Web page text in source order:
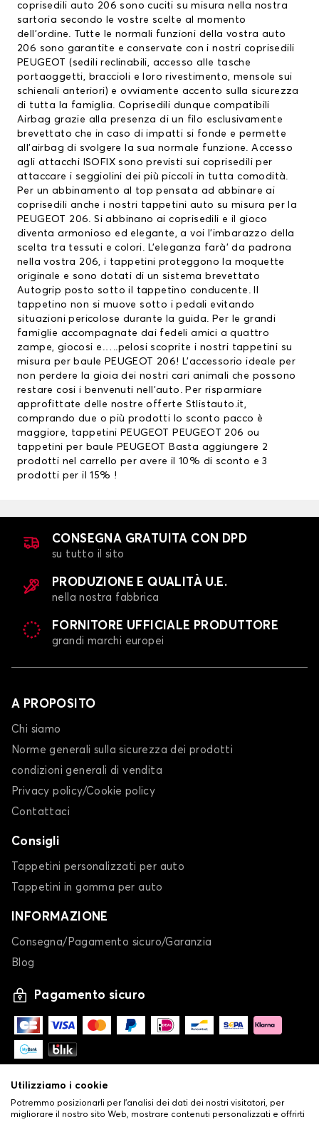
coprisedili auto 206 sono cuciti su misura nella nostra
sartoria secondo le vostre scelte al momento
dell’ordine. Tutte le normali funzioni della vostra auto
206 sono garantite e conservate con i nostri coprisedili
PEUGEOT
(sedili reclinabili, accesso alle tasche
portaoggetti, braccioli e loro rivestimento, mensole sui
schienali anteriori) e ovviamente accento sulla sicurezza
di tutta la famiglia. Coprisedili dunque compatibili
Airbag grazie alla presenza di un filo esclusivamente
brevettato che in caso di impatti si fonde e permette
all’airbag di svolgere la sua normale funzione. Accesso
agli attacchi ISOFIX sono previsti sui coprisedili per
attaccare i seggiolini dei più piccoli in tutta comodità.
Per un abbinamento al top pensata ad abbinare ai
coprisedili anche i nostri tappetini auto su misura per la
PEUGEOT 206. Si abbinano ai coprisedili e il gioco
diventa armonioso ed elegante, a voi l’imbarazzo della
scelta tra tessuti e colori. L’eleganza farà’ da padrona
nella vostra 206, i tappetini proteggono la moquette
originale e sono dotati di un sistema brevettato
Autogrip posto sotto il tappetino conducente. Il
tappetino non si muove sotto i pedali evitando
situazioni pericolose durante la guida. Per le grandi
famiglie accompagnate dai fedeli amici a quattro
zampe, giocosi e…..pelosi scoprite i nostri tappetini su
misura per baule PEUGEOT 206! L’accessorio ideale per
non perdere la gioia dei nostri cari animali che possono
restare cosi i benvenuti nell’auto. Per risparmiare
approfittate delle nostre offerte Stlistauto.it,
comprando due o più prodotti lo sconto pacco è
maggiore, tappetini PEUGEOT
PEUGEOT 206 ou
tappetini per baule PEUGEOT
Basta aggiungere 2
prodotti nel carrello per avere il 10% di sconto e 3
prodotti per il 15% !
CONSEGNA GRATUITA CON DPD
su tutto il sito
PRODUZIONE E QUALITÀ U.E.
nella nostra fabbrica
FORNITORE UFFICIALE PRODUTTORE
grandi marchi europei
A PROPOSITO
Chi siamo
Norme generali sulla sicurezza dei prodotti
condizioni generali di vendita
Privacy policy/Cookie policy
Contattaci
Consigli
Tappetini personalizzati per auto
Tappetini in gomma per auto
INFORMAZIONE
Consegna/Pagamento sicuro/Garanzia
Blog
Pagamento sicuro
Utilizziamo i cookie
Potremmo posizionarli per l'analisi dei dati dei nostri visitatori, per
migliorare il nostro sito Web, mostrare contenuti personalizzati e offrirti